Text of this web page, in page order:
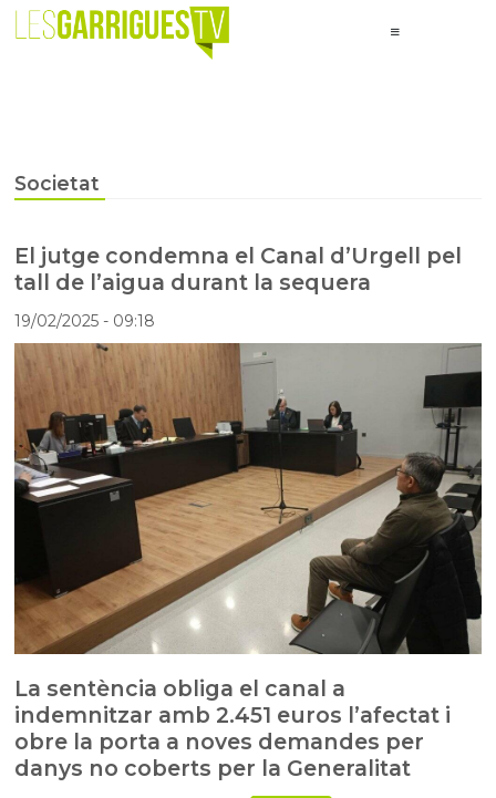
Societat
El jutge condemna el Canal d’Urgell pel
tall de l’aigua durant la sequera
19/02/2025- 09:18
La sentència obliga el canal a
indemnitzar amb 2.451 euros l’afectat i
obre la porta a noves demandes per
danys no coberts per la Generalitat